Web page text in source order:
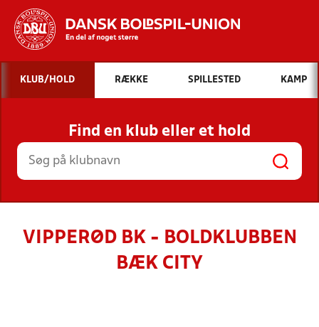
Hvad vil du søge efter?
INDHOLD OG NYHEDER
STILLINGER, RESULTATER, KLUBBER OG
HOLD
KLUB/HOLD RÆKKE SPILLESTED KAMP
Find en klub eller et hold
VIPPERØD BK - BOLDKLUBBEN
BÆK CITY